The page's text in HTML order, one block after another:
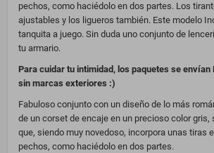
pechos, como haciédolo en dos partes. Los
ajustables y los ligueros también. Este modelo
tanquita a juego. Sin duda uno conjunto de
tu armario.
Para cuidar tu intimidad, los paquetes se envían
sin marcas exteriores :)
Fabuloso conjunto con un diseño de lo más
de un corset de encaje en un precioso color
que, siendo muy novedoso, incorpora unas tiras
pechos, como haciédolo en dos partes.